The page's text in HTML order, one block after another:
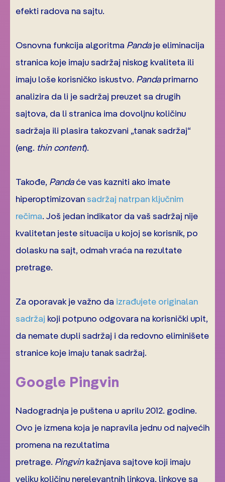
efekti radova na sajtu.
Osnovna funkcija algoritma Pandaje eliminacija
stranica koje imaju sadržaj niskog kvaliteta ili
imaju loše korisničko iskustvo. Pandaprimarno
analizira da li je sadržaj preuzet sa drugih
sajtova, da li stranica ima dovoljnu količinu
sadržaja ili plasira takozvani „tanak sadržaj“
(eng. thin content).
Takođe, Pandaće vas kazniti ako imate
hiperoptimizovansadržaj natrpan ključnim
rečima. Još jedan indikator da vaš sadržaj nije
kvalitetan jeste situacija u kojoj se korisnik, po
dolasku na sajt, odmah vraća na rezultate
pretrage.
Za oporavak je važno da izrađujete originalan
sadržaj koji potpuno odgovara na korisnički upit,
da nemate dupli sadržaj i da redovno eliminišete
stranice koje imaju tanak sadržaj.
Google Pingvin
Nadogradnja je puštena u aprilu 2012. godine.
Ovo je izmena koja je napravila jednu od najvećih
promena na rezultatima
pretrage. Pingvinkažnjava sajtove koji imaju
veliku količinu nerelevantnih linkova, linkove sa